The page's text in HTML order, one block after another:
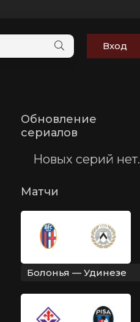
Вход
Обновление
сериалов
Новых серий нет.
Матчи
Болонья — Удинезе